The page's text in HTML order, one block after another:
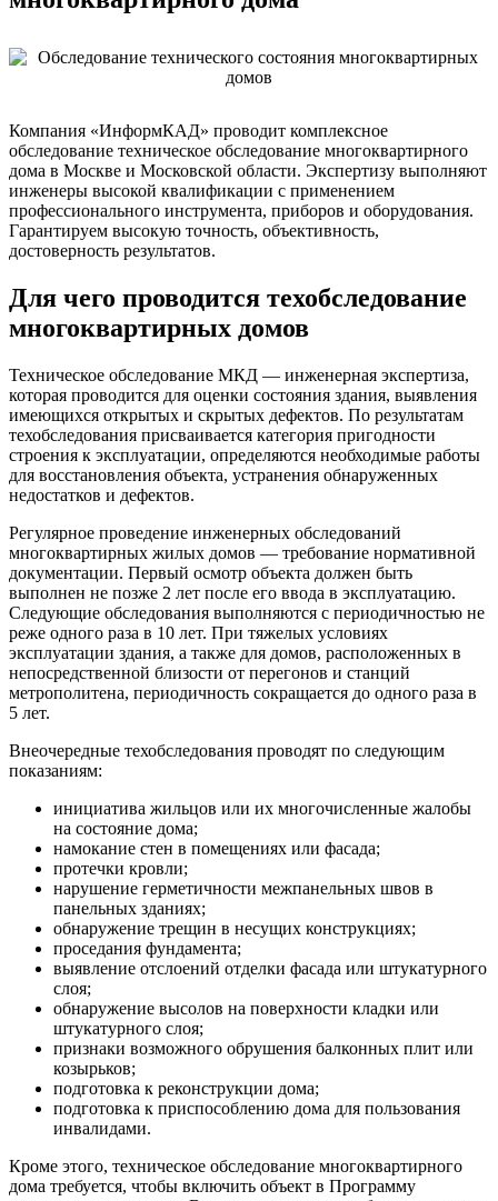
Компания «ИнформКАД» проводит комплексное
обследование техническое обследование многоквартирного
дома в Москве и Московской области. Экспертизу выполняют
инженеры высокой квалификации с применением
профессионального инструмента, приборов и оборудования.
Гарантируем высокую точность, объективность,
достоверность результатов.
Для чего проводится техобследование
многоквартирных домов
Техническое обследование МКД — инженерная экспертиза,
которая проводится для оценки состояния здания, выявления
имеющихся открытых и скрытых дефектов. По результатам
техобследования присваивается категория пригодности
строения к эксплуатации, определяются необходимые работы
для восстановления объекта, устранения обнаруженных
недостатков и дефектов.
Регулярное проведение инженерных обследований
многоквартирных жилых домов — требование нормативной
документации. Первый осмотр объекта должен быть
выполнен не позже 2 лет после его ввода в эксплуатацию.
Следующие обследования выполняются с периодичностью не
реже одного раза в 10 лет. При тяжелых условиях
эксплуатации здания, а также для домов, расположенных в
непосредственной близости от перегонов и станций
метрополитена, периодичность сокращается до одного раза в
5 лет.
Внеочередные техобследования проводят по следующим
показаниям:
инициатива жильцов или их многочисленные жалобы
на состояние дома;
намокание стен в помещениях или фасада;
протечки кровли;
нарушение герметичности межпанельных швов в
панельных зданиях;
обнаружение трещин в несущих конструкциях;
проседания фундамента;
выявление отслоений отделки фасада или штукатурного
слоя;
обнаружение высолов на поверхности кладки или
штукатурного слоя;
признаки возможного обрушения балконных плит или
козырьков;
подготовка к реконструкции дома;
подготовка к приспособлению дома для пользования
инвалидами.
Кроме этого, техническое обследование многоквартирного
дома требуется, чтобы включить объект в Программу